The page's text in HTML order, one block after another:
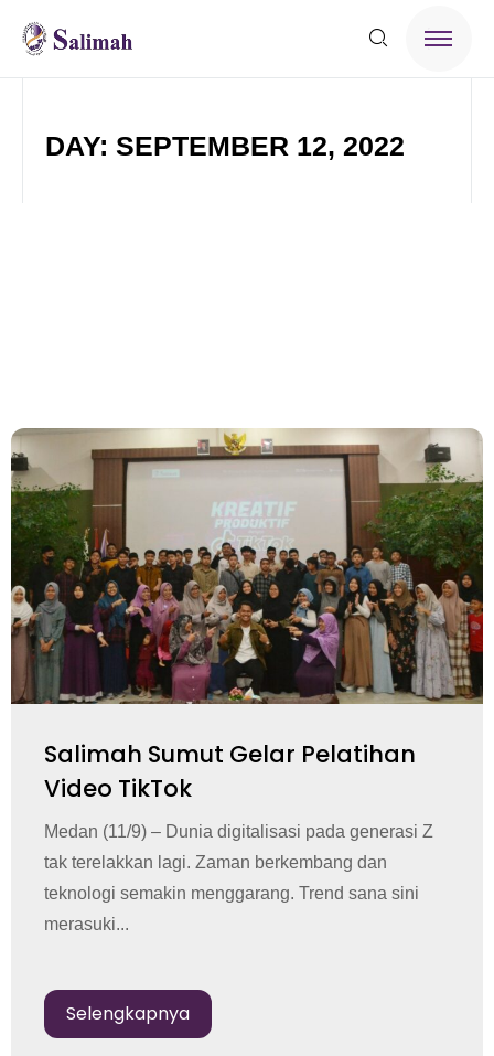
DAY: SEPTEMBER 12, 2022
Salimah Sumut Gelar Pelatihan
Video TikTok
Medan (11/9) – Dunia digitalisasi pada generasi Z
tak terelakkan lagi. Zaman berkembang dan
teknologi semakin menggarang. Trend sana sini
merasuki...
Selengkapnya